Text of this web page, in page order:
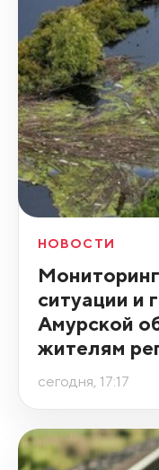
НОВОСТИ
ситуации и
Амурской
жителям
сегодня, 17:17